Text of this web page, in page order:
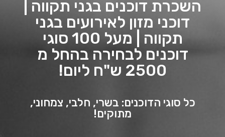
השכרת דוכנים בגני תקווה |
דוכני מזון לאירועים בגני
תקווה | מעל 100 סוגי
דוכנים לבחירה בהחל מ
2500 ש"ח ליום!
כל סוגי הדוכנים: בשרי, חלבי, צמחוני,
מתוקים!